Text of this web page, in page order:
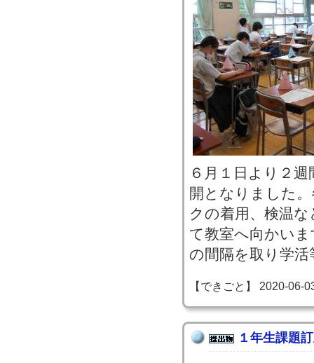
６月１日より２
開となりました
クの着用、検温
て教室へ向かい
の間隔を取り学
【できごと】 2020-06-
１年生課題